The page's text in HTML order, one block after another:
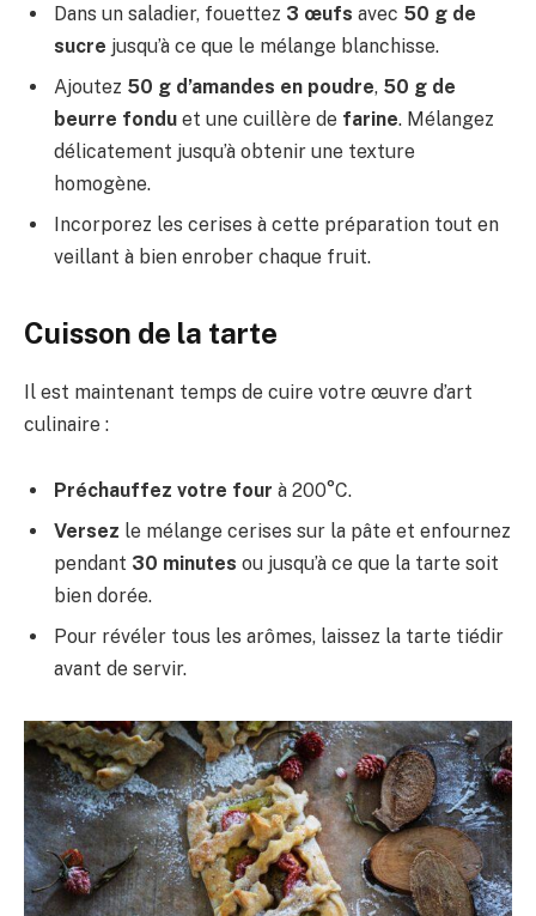
Dans un saladier, fouettez 3 œufs avec 50 g de
sucre jusqu’à ce que le mélange blanchisse.
Ajoutez 50 g d’amandes en poudre, 50 g de
beurre fondu et une cuillère de farine. Mélangez
délicatement jusqu’à obtenir une texture
homogène.
Incorporez les cerises à cette préparation tout en
veillant à bien enrober chaque fruit.
Cuisson de la tarte
Il est maintenant temps de cuire votre œuvre d’art
culinaire :
Préchauffez votre four à 200°C.
Versez le mélange cerises sur la pâte et enfournez
pendant 30 minutes ou jusqu’à ce que la tarte soit
bien dorée.
Pour révéler tous les arômes, laissez la tarte tiédir
avant de servir.